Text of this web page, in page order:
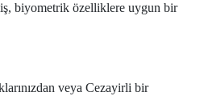
biyometrik özelliklere uygun bir
veya Cezayirli bir